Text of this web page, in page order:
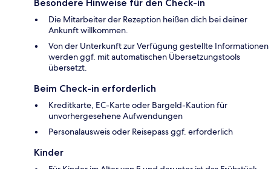
Besondere Hinweise für den Check-in
Die Mitarbeiter der Rezeption heißen dich bei deiner
Ankunft willkommen.
Von der Unterkunft zur Verfügung gestellte Informationen
werden ggf. mit automatischen Übersetzungstools
übersetzt.
Beim Check-in erforderlich
Kreditkarte, EC-Karte oder Bargeld-Kaution für
unvorhergesehene Aufwendungen
Personalausweis oder Reisepass ggf. erforderlich
Kinder